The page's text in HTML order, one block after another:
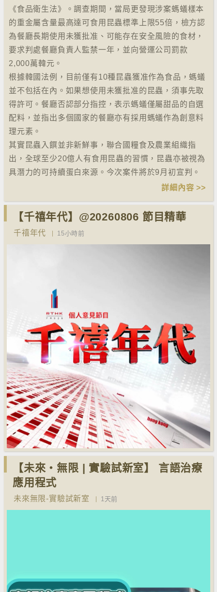
《食品衛生法》。調查期間，當局更發現涉案螞蟻樣本
的重金屬含量最高達可食用昆蟲標準上限55倍，檢方認
為餐廳長期使用未獲批准、可能存在安全風險的食材，
要求判處餐廳負責人監禁一年，並向營運公司罰款
2,000萬韓元。
根據韓國法例，目前僅有10種昆蟲獲准作為食品，螞蟻
並不包括在內。如果想使用未獲批准的昆蟲，須事先取
得許可。餐廳否認部分指控，表示螞蟻僅屬甜品的自選
配料，並指出多個國家的餐廳亦有採用螞蟻作為創意料
理元素。
其實昆蟲入饌並非新鮮事，聯合國糧食及農業組織指
出，全球至少20億人有食用昆蟲的習慣，昆蟲亦被視為
具潛力的可持續蛋白來源。今次案件將於9月初宣判。
詳細內容 >>
【千禧年代】@20260806 節目精華
千禧年代 15小時前
【未來‧無限 | 實驗試新室】 言語治療
應用程式
未來無限-實驗試新室 1天前